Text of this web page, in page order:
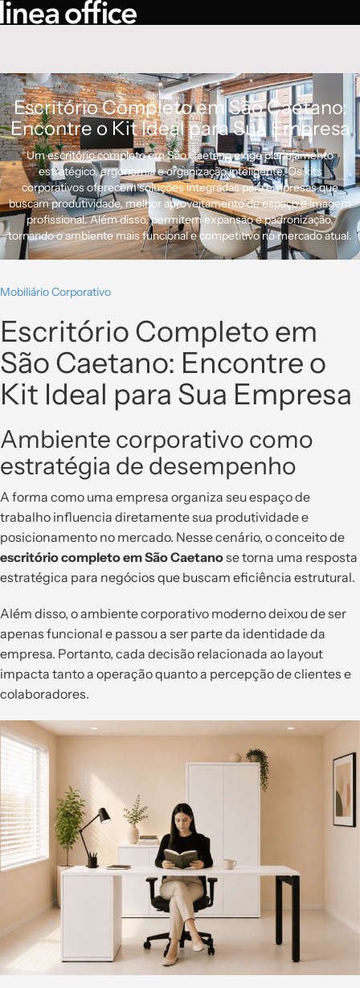
Escritório Completo em São Caetano:
Encontre o Kit Ideal para Sua Empresa
Um escritório completo em São Caetano exige planejamento
estratégico, ergonomia e organização inteligente. Os kits
corporativos oferecem soluções integradas para empresas que
buscam produtividade, melhor aproveitamento de espaço e imagem
profissional. Além disso, permitem expansão e padronização,
tornando o ambiente mais funcional e competitivo no mercado atual.
Mobiliário Corporativo
Escritório Completo em
São Caetano: Encontre o
Kit Ideal para Sua Empresa
Ambiente corporativo como
estratégia de desempenho
A forma como uma empresa organiza seu espaço de
trabalho influencia diretamente sua produtividade e
posicionamento no mercado. Nesse cenário, o conceito de
escritório completo em São Caetanose torna uma resposta
estratégica para negócios que buscam eficiência estrutural.
Além disso, o ambiente corporativo moderno deixou de ser
apenas funcional e passou a ser parte da identidade da
empresa. Portanto, cada decisão relacionada ao layout
impacta tanto a operação quanto a percepção de clientes e
colaboradores.